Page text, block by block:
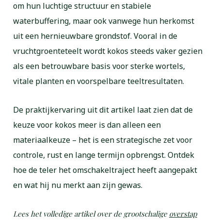
om hun luchtige structuur en stabiele
waterbuffering, maar ook vanwege hun herkomst
uit een hernieuwbare grondstof. Vooral in de
vruchtgroenteteelt wordt kokos steeds vaker gezien
als een betrouwbare basis voor sterke wortels,
vitale planten en voorspelbare teeltresultaten.
De praktijkervaring uit dit artikel laat zien dat de
keuze voor kokos meer is dan alleen een
materiaalkeuze – het is een strategische zet voor
controle, rust en lange termijn opbrengst. Ontdek
hoe de teler het omschakeltraject heeft aangepakt
en wat hij nu merkt aan zijn gewas.
Lees het volledige artikel over de grootschalige overstap